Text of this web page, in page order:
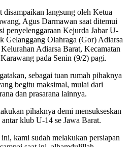
disampaikan langsung oleh Ketua
Agus Darmawan saat ditemui
penyelenggaraan Kejurda Jabar U-
Gelanggang Olahraga (Gor) Adiarsa
Adiarsa Barat, Kecamatan
pada Senin (9/2) pagi.
sebagai tuan rumah pihaknya
begitu maksimal, mulai dari
dan prasarana lainnya.
pihaknya demi mensukseskan
klub U-14 se Jawa Barat.
kami sudah melakukan persiapan